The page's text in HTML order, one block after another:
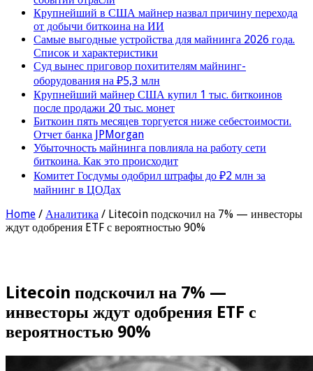
Крупнейший в США майнер назвал причину перехода
от добычи биткоина на ИИ
Самые выгодные устройства для майнинга 2026 года.
Список и характеристики
Суд вынес приговор похитителям майнинг-
оборудования на ₽5,3 млн
Крупнейший майнер США купил 1 тыс. биткоинов
после продажи 20 тыс. монет
Биткоин пять месяцев торгуется ниже себестоимости.
Отчет банка JPMorgan
Убыточность майнинга повлияла на работу сети
биткоина. Как это происходит
Комитет Госдумы одобрил штрафы до ₽2 млн за
майнинг в ЦОДах
Home / Аналитика / Litecoin подскочил на 7% — инвесторы
ждут одобрения ETF с вероятностью 90%
Litecoin подскочил на 7% —
инвесторы ждут одобрения ETF с
вероятностью 90%